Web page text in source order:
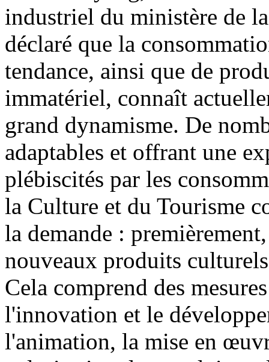
industriel du ministère de
déclaré que la
tendance, ainsi que de
immatériel, connaît
grand dynamisme. De
adaptables et offrant une
plébiscités par les
la Culture et du Tourisme
la demande :
nouveaux produits
Cela comprend des
l'innovation et le
l'animation, la mise en